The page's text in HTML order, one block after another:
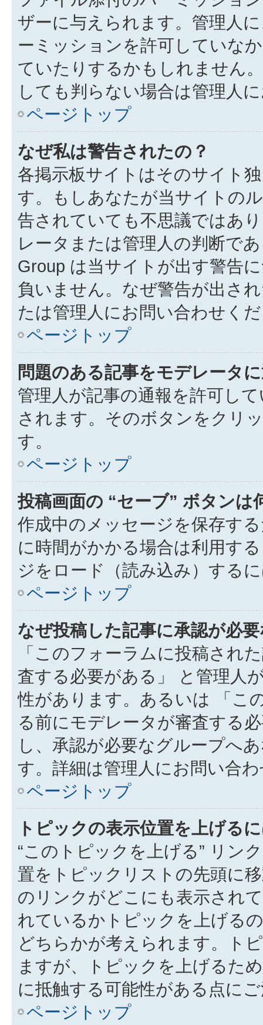
ザーに与えられます。管理人
ーミッションを許可していな
ていたりするかもしれません
しても判らない場合は管理人
ページトップ
なぜ私は警告されたの？
各掲示板サイトはそのサイト
す。もしあなたが当サイトの
告されていても不思議ではあ
レータまたは管理人の判断で
Group は当サイトが出す警告
負いません。なぜ警告が出さ
たは管理人にお問い合わせく
ページトップ
問題のある記事をモデレータ
管理人が記事の通報を許可し
されます。そのボタンをクリ
す。
ページトップ
投稿画面の “セーブ” ボタンは
作成中のメッセージを保存す
に時間がかかる場合は利用す
ジをロード（読み込み）する
ページトップ
なぜ投稿した記事に承認が必
「このフォーラムに投稿され
査する必要がある」 と管理人
性があります。あるいは 「こ
る前にモデレータが審査する
し、承認が必要なグループへ
す。詳細は管理人にお問い合
ページトップ
トピックの表示位置を上げる
“このトピックを上げる” リン
置をトピックリストの先頭に
のリンクがどこにも表示され
れているかトピックを上げる
どちらかが考えられます。ト
ますが、トピックを上げるた
に抵触する可能性がある点に
ページトップ